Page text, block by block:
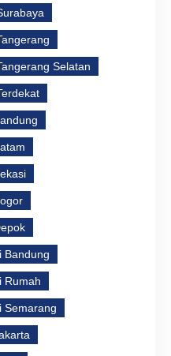
Selatan
Bandung
Rumah
Semarang